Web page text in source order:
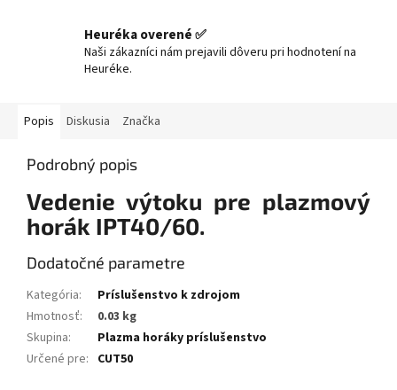
Heuréka overené ✅
Naši zákazníci nám prejavili dôveru pri hodnotení na
Heuréke.
Popis Diskusia Značka
Podrobný popis
Vedenie výtoku pre plazmový
horák IPT40/60.
Dodatočné parametre
Kategória:
Príslušenstvo k zdrojom
Hmotnosť:
0.03 kg
Skupina:
Plazma horáky príslušenstvo
Určené pre: CUT50